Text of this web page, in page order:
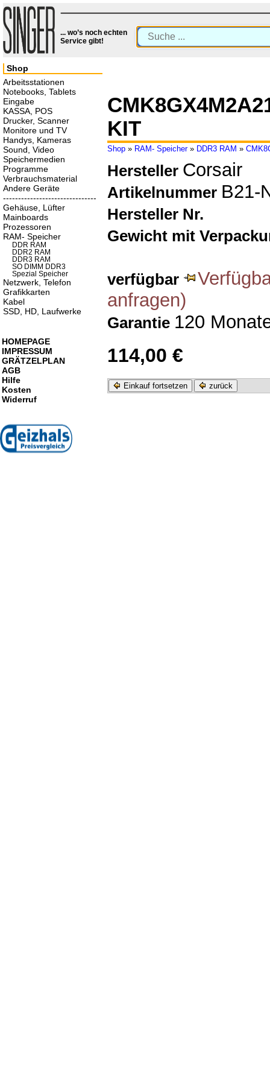
... wo’s noch echten
Service gibt!
KIT
Shop » RAM- Speicher» DDR3 RAM »
Hersteller Corsair
Artikelnummer B21-
Hersteller Nr.
Gewicht mit
verfügbar
anfragen)
Garantie 120
114,00 €
Einkauf fortsetzen zurück
Shop
Arbeitsstationen
Notebooks, Tablets
Eingabe
KASSA, POS
Drucker, Scanner
Monitore und TV
Handys, Kameras
Sound, Video
Speichermedien
Programme
Verbrauchsmaterial
Andere Geräte
-------------------------------
Gehäuse, Lüfter
Mainboards
Prozessoren
RAM- Speicher
DDR RAM
DDR2 RAM
DDR3 RAM
SO DIMM DDR3
Spezial Speicher
Netzwerk, Telefon
Grafikkarten
Kabel
SSD, HD, Laufwerke
HOMEPAGE
IMPRESSUM
GRÄTZELPLAN
AGB
Hilfe
Kosten
Widerruf